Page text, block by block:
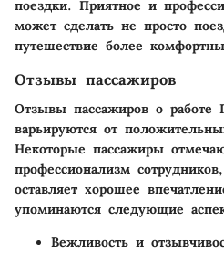
поездки. Приятное и
может сделать не просто
путешествие более
Отзывы пассажиров
Отзывы пассажиров о работе
варьируются от
Некоторые пассажиры
профессионализм
оставляет хорошее
упоминаются следующие
Вежливость и